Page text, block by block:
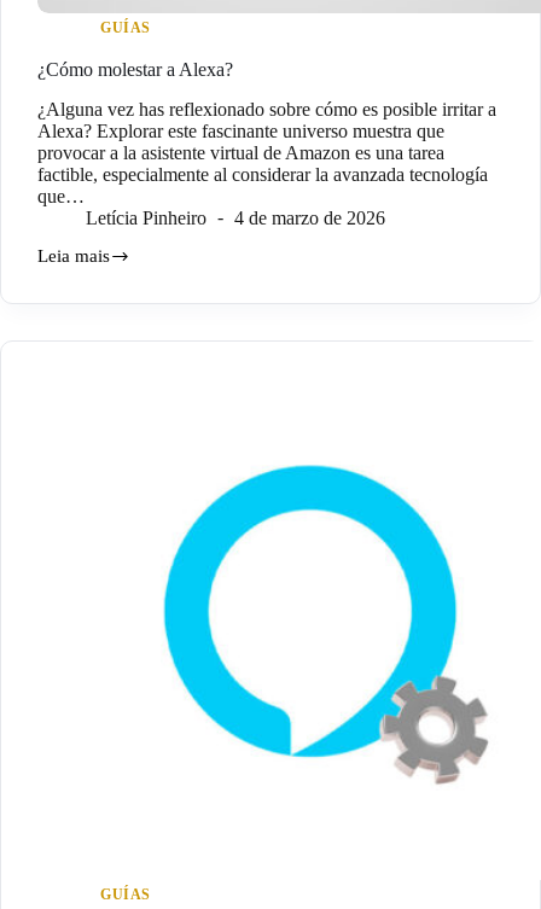
GUÍAS
¿Cómo molestar a Alexa?
¿Alguna vez has reflexionado sobre cómo es posible irritar a
Alexa? Explorar este fascinante universo muestra que
provocar a la asistente virtual de Amazon es una tarea
factible, especialmente al considerar la avanzada tecnología
que…
Letícia Pinheiro
4 de marzo de 2026
Leia mais
¿Cómo
a
GUÍAS